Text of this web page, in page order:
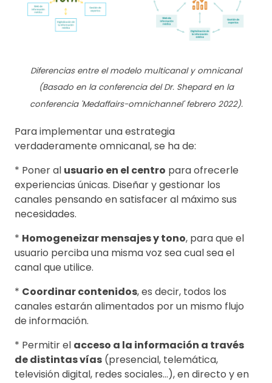
Diferencias entre el modelo multicanal y omnicanal
(Basado en la conferencia del Dr. Shepard en la
conferencia 'Medaffairs-omnichannel' febrero 2022).
Para implementar una estrategia
verdaderamente omnicanal, se ha de:
* Poner al usuario en el centro para ofrecerle
experiencias únicas. Diseñar y gestionar los
canales pensando en satisfacer al máximo sus
necesidades.
* Homogeneizar mensajes y tono, para que el
usuario perciba una misma voz sea cual sea el
canal que utilice.
* Coordinar contenidos, es decir, todos los
canales estarán alimentados por un mismo flujo
de información.
* Permitir el acceso a la información a través
de distintas vías (presencial, telemática,
televisión digital, redes sociales…), en directo y en